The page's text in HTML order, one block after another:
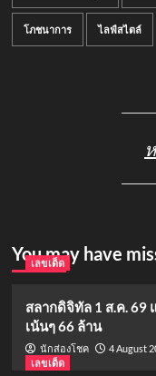
โภชนาการ ไลฟ์สไตล์
You may have
เลขเด็ด
สลากดิจิทัล 1 ส.ค. 69
เน้นๆ 66 ล้าน
นักส่องโชค
4 August
เลขเด็ด